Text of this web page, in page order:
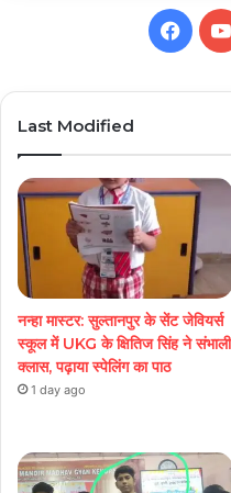
Last Modified
नन्हा मास्टर: सुल्तानपुर के सेंट जेवियर्स
स्कूल में UKG के क्षितिज सिंह ने संभाली
क्लास, पढ़ाया स्पेलिंग का पाठ
1 day ago